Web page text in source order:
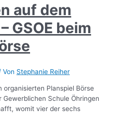
auf dem
GSOE beim
Von Stephanie Reiher
organisierten Planspiel Börse
Gewerblichen Schule Öhringen
womit vier der sechs